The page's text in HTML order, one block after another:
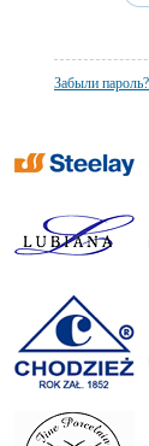
Забыли пароль?